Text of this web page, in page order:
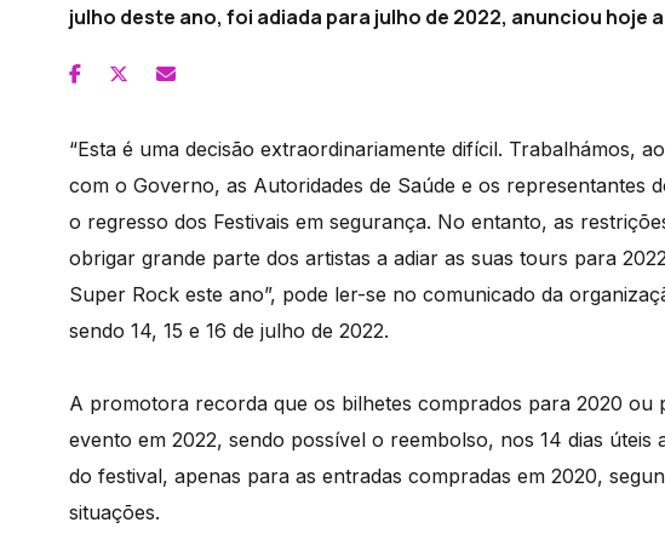
julho deste ano, foi adiada para julho de 2022, anunciou hoje
“Esta é uma decisão extraordinariamente difícil. Trabalhámos,
com o Governo, as Autoridades de Saúde e os representantes
o regresso dos Festivais em segurança. No entanto, as
obrigar grande parte dos artistas a adiar as suas tours para
Super Rock este ano”, pode ler-se no comunicado da
sendo 14, 15 e 16 de julho de 2022.
A promotora recorda que os bilhetes comprados para 2020 ou
evento em 2022, sendo possível o reembolso, nos 14 dias úteis
do festival, apenas para as entradas compradas em 2020,
situações.